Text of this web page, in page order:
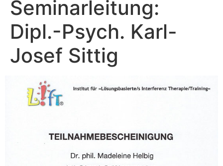
Seminarleitung:
Dipl.-Psych. Karl-
Josef Sittig